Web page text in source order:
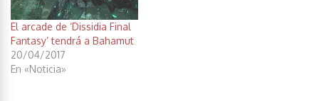
El arcade de ‘Dissidia Final
Fantasy’ tendrá a Bahamut
20/04/2017
En «Noticia»